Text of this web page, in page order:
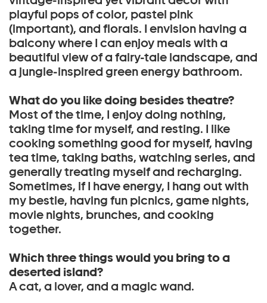
playful pops of color, pastel pink
(important), and florals. I envision having a
balcony where I can enjoy meals with a
beautiful view of a fairy-tale landscape, and
a jungle-inspired green energy bathroom.
What do you like doing besides theatre?
Most of the time, I enjoy doing nothing,
taking time for myself, and resting. I like
cooking something good for myself, having
tea time, taking baths, watching series, and
generally treating myself and recharging.
Sometimes, if I have energy, I hang out with
my bestie, having fun picnics, game nights,
movie nights, brunches, and cooking
together.
Which three things would you bring to a
deserted island?
A cat, a lover, and a magic wand.